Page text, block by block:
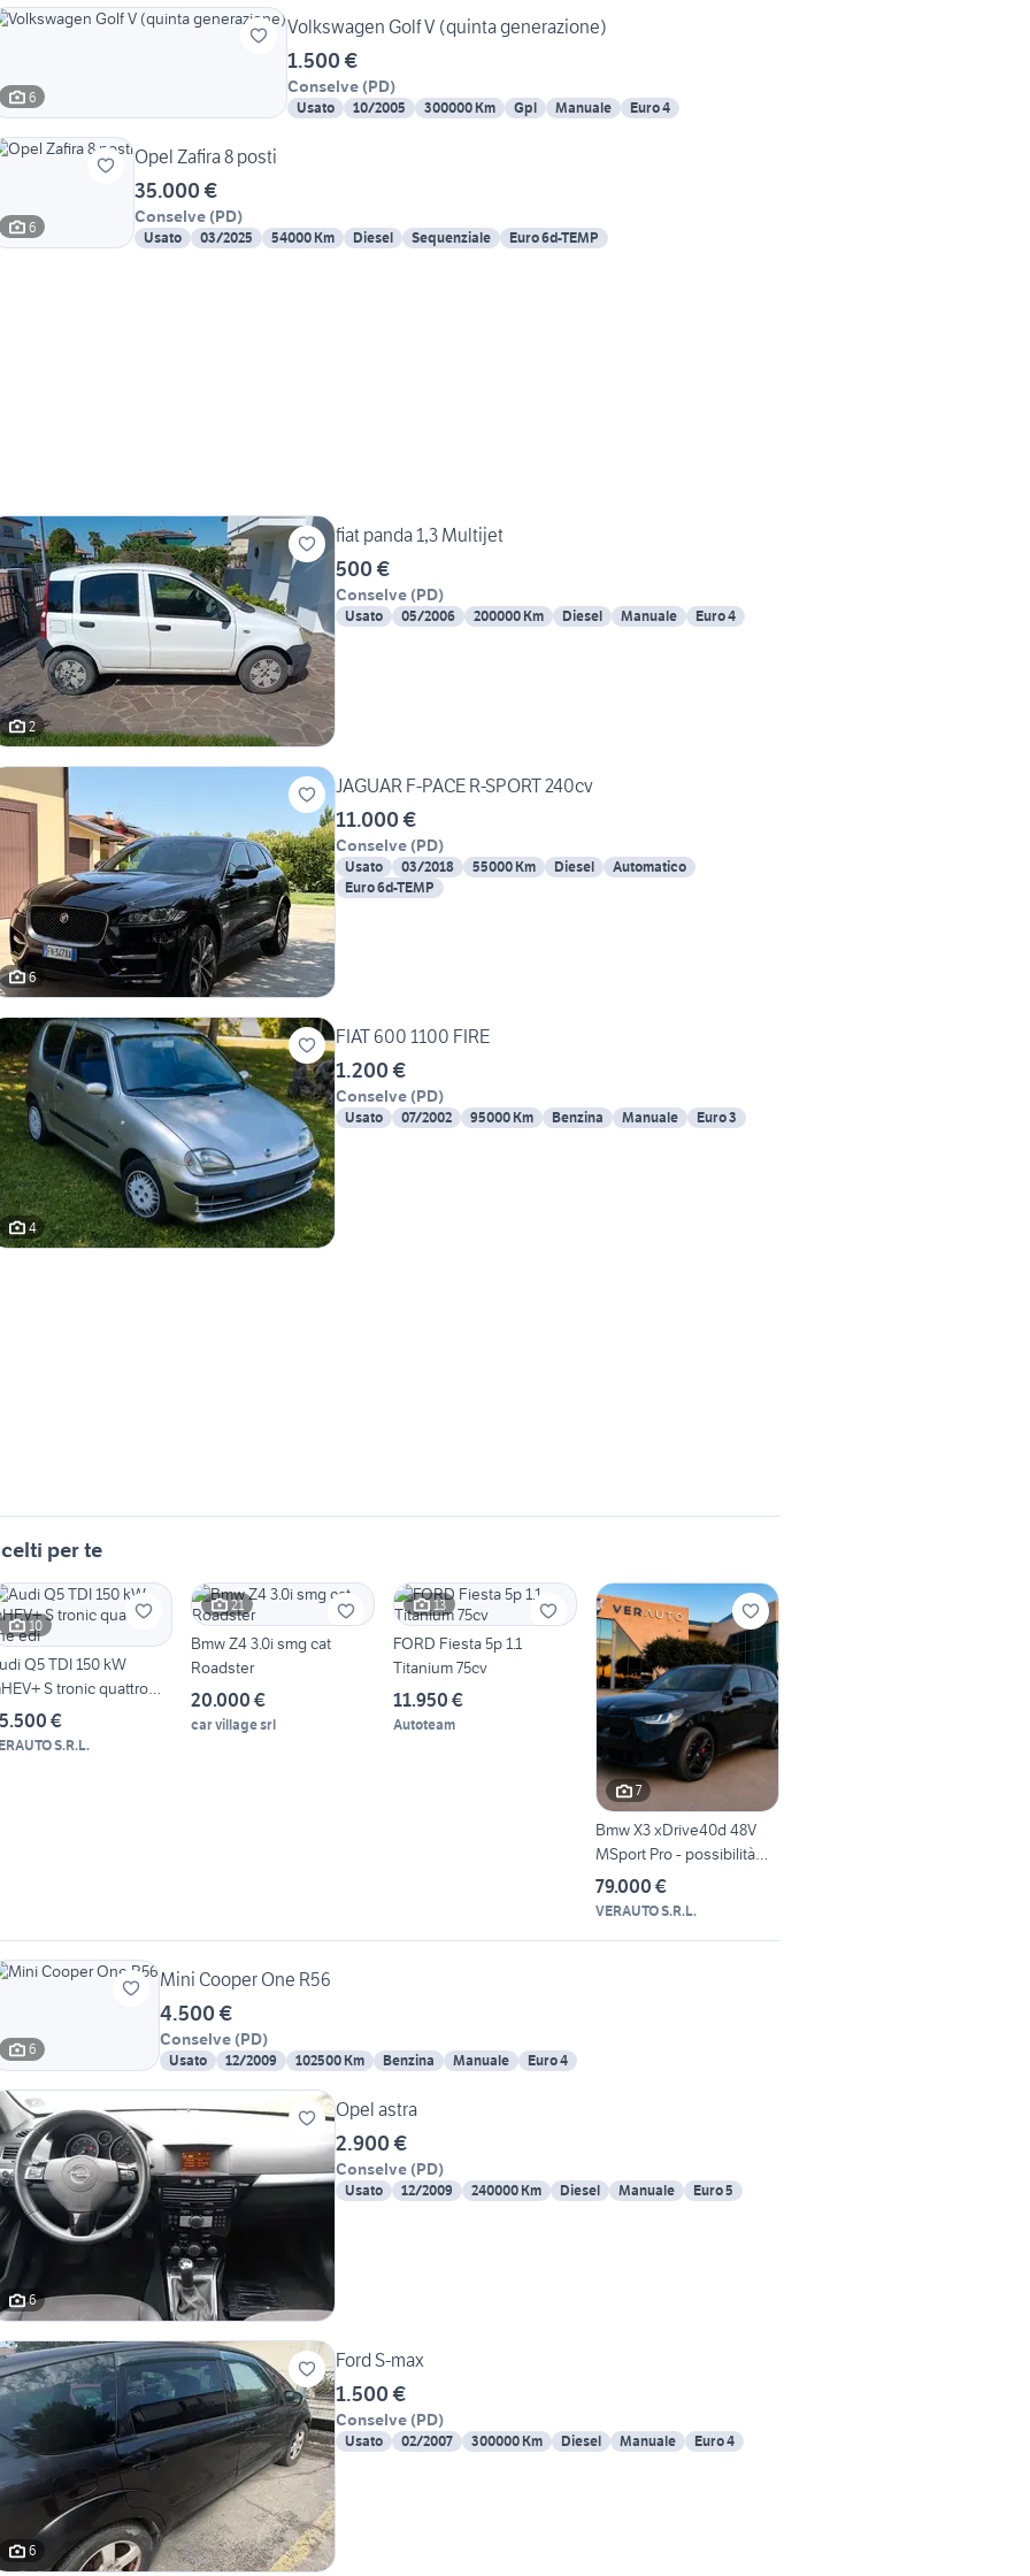
6
Volkswagen Golf V (quinta generazione)
1.500 €
Conselve (PD)
Usato 10/2005 300000 Km Gpl Manuale Euro 4
6
Opel Zafira 8 posti
35.000 €
Conselve (PD)
Usato 03/2025 54000 Km Diesel Sequenziale Euro 6d-TEMP
2
fiat panda 1,3 Multijet
500 €
Conselve (PD)
Usato 05/2006 200000 Km Diesel Manuale Euro 4
6
JAGUAR F-PACE R-SPORT 240cv
11.000 €
Conselve (PD)
Usato 03/2018 55000 Km Diesel
Automatico
Euro 6d-TEMP
4
FIAT 600 1100 FIRE
1.200 €
Conselve (PD)
Usato 07/2002 95000 Km Benzina Manuale Euro 3
per te
10
Q5 TDI 150 kW
S tronic quattro
edi
€
S.R.L.
21
Bmw Z4 3.0i smg cat
Roadster
20.000 €
car village srl
13
FORD Fiesta 5p 1.1
Titanium 75cv
11.950 €
Autoteam
7
Bmw X3 xDrive40d 48V
MSport Pro - possibilità
nole
79.000 €
VERAUTO S.R.L.
6
Mini Cooper One R56
4.500 €
Conselve (PD)
Usato 12/2009 102500 Km Benzina Manuale Euro 4
6
Opel astra
2.900 €
Conselve (PD)
Usato 12/2009 240000 Km Diesel Manuale Euro 5
6
Ford S-max
1.500 €
Conselve (PD)
Usato 02/2007 300000 Km Diesel Manuale Euro 4